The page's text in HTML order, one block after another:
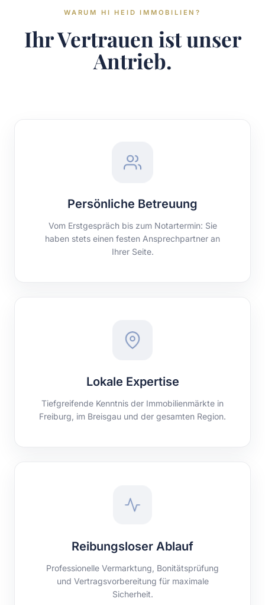
WARUM HI HEID IMMOBILIEN?
Ihr Vertrauen ist unser
Antrieb.
Persönliche Betreuung
Vom Erstgespräch bis zum Notartermin: Sie
haben stets einen festen Ansprechpartner an
Ihrer Seite.
Lokale Expertise
Tiefgreifende Kenntnis der Immobilienmärkte in
Freiburg, im Breisgau und der gesamten Region.
Reibungsloser Ablauf
Professionelle Vermarktung, Bonitätsprüfung
und Vertragsvorbereitung für maximale
Sicherheit.